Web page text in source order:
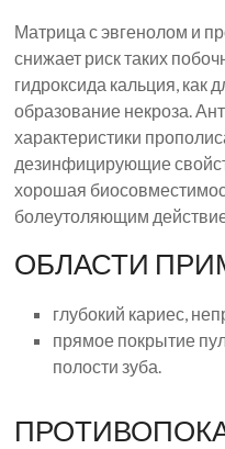
Матрица с эвгенолом и
снижает риск таких
гидроксида кальция, как
образование некроза.
характеристики
дезинфицирующие
хорошая
болеутоляющим
ОБЛАСТИ
глубокий кариес,
прямое покрытие
полости зуба.